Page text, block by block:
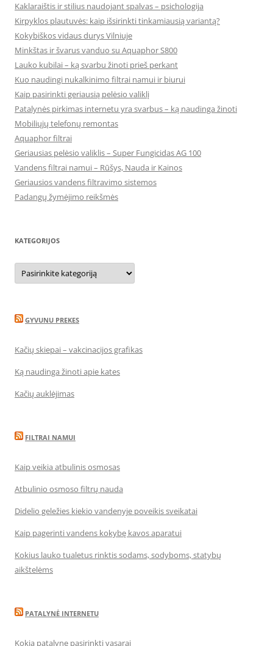
Kaklaraištis ir stilius naudojant spalvas – psichologija
Kirpyklos plautuvės: kaip išsirinkti tinkamiausią variantą?
Kokybiškos vidaus durys Vilniuje
Minkštas ir švarus vanduo su Aquaphor S800
Lauko kubilai – ką svarbu žinoti prieš perkant
Kuo naudingi nukalkinimo filtrai namui ir biurui
Kaip pasirinkti geriausią pelėsio valiklį
Patalynės pirkimas internetu yra svarbus – ką naudinga žinoti
Mobiliųjų telefonų remontas
Aquaphor filtrai
Geriausias pelėsio valiklis – Super Fungicidas AG 100
Vandens filtrai namui – Rūšys, Nauda ir Kainos
Geriausios vandens filtravimo sistemos
Padangų žymėjimo reikšmės
KATEGORIJOS
Kategorijos
GYVUNU PREKES
Kačių skiepai – vakcinacijos grafikas
Ką naudinga žinoti apie kates
Kačių auklėjimas
FILTRAI NAMUI
Kaip veikia atbulinis osmosas
Atbulinio osmoso filtrų nauda
Didelio geležies kiekio vandenyje poveikis sveikatai
Kaip pagerinti vandens kokybę kavos aparatui
Kokius lauko tualetus rinktis sodams, sodyboms, statybų
aikštelėms
PATALYNĖ INTERNETU
Kokią patalynę pasirinkti vasarai